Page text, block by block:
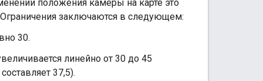
положения камеры на карте это
заключаются в следующем:
30.
линейно от 30 до 45
37,5).